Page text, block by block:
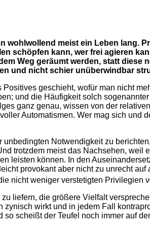
wohlwollend meist ein Leben lang.
schöpfen kann, wer frei agieren
Weg geräumt werden, statt diese
und nicht schier unüberwindbar
geschieht, wofür man nicht
und die Häufigkeit solch
ganz genau, wissen von der
Automatismen. Wer mag sich und
Notwendigkeit zu
trotzdem meist das Nachsehen, weil
leisten können. In den
provokant aber nicht zu unrecht auf
nicht weniger verstetigten Privilegien
liefern, die größere Vielfalt
wirkt und in jedem Fall
scheißt der Teufel noch immer auf